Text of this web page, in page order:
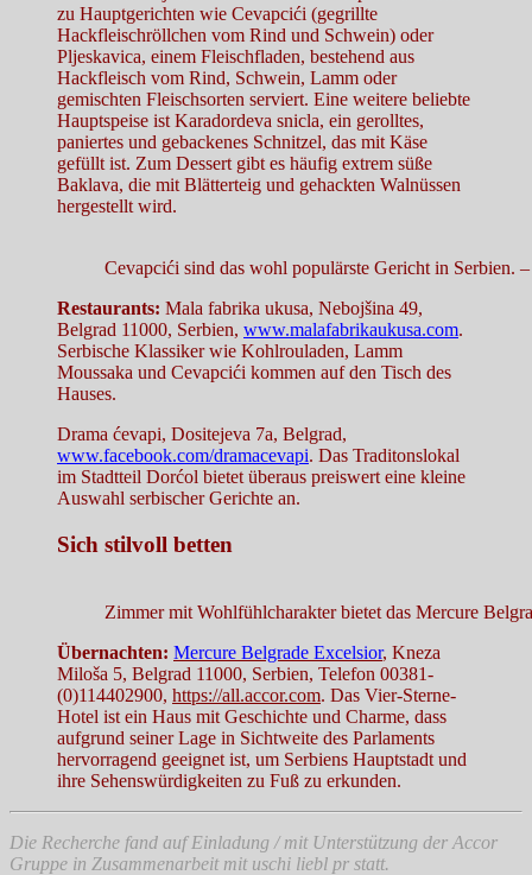
zu Hauptgerichten wie Cevapcići (gegrillte
Hackfleischröllchen vom Rind und Schwein) oder
Pljeskavica, einem Fleischfladen, bestehend aus
Hackfleisch vom Rind, Schwein, Lamm oder
gemischten Fleischsorten serviert. Eine weitere beliebte
Hauptspeise ist Karadordeva snicla, ein gerolltes,
paniertes und gebackenes Schnitzel, das mit Käse
gefüllt ist. Zum Dessert gibt es häufig extrem süße
Baklava, die mit Blätterteig und gehackten Walnüssen
hergestellt wird.
Cevapcići sind das wohl populärste Gericht in Serbien.
Restaurants: Mala fabrika ukusa, Nebojšina 49,
Belgrad 11000, Serbien, www.malafabrikaukusa.com.
Serbische Klassiker wie Kohlrouladen, Lamm
Moussaka und Cevapcići kommen auf den Tisch des
Hauses.
Drama ćevapi, Dositejeva 7a, Belgrad,
www.facebook.com/dramacevapi. Das Traditonslokal
im Stadtteil Dorćol bietet überaus preiswert eine kleine
Auswahl serbischer Gerichte an.
Sich stilvoll betten
Zimmer mit Wohlfühlcharakter bietet das Mercure
Übernachten: Mercure Belgrade Excelsior, Kneza
Miloša 5, Belgrad 11000, Serbien, Telefon 00381-
(0)114402900, https://all.accor.com. Das Vier-Sterne-
Hotel ist ein Haus mit Geschichte und Charme, dass
aufgrund seiner Lage in Sichtweite des Parlaments
hervorragend geeignet ist, um Serbiens Hauptstadt und
ihre Sehenswürdigkeiten zu Fuß zu erkunden.
Die Recherche fand auf Einladung / mit Unterstützung der Accor
Gruppe in Zusammenarbeit mit uschi liebl pr statt.